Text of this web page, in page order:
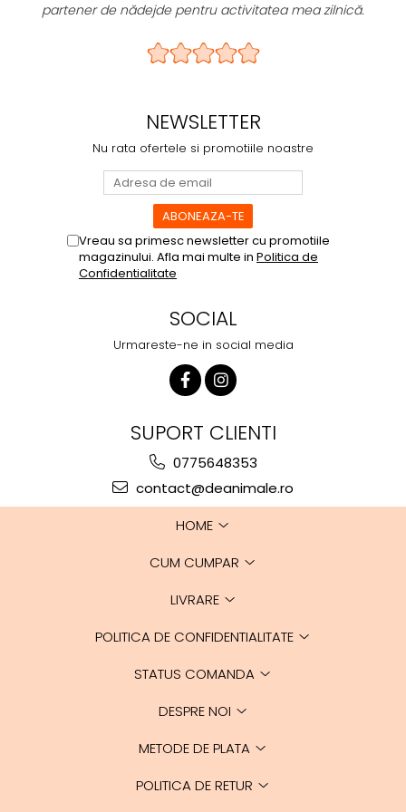
colagen tip II 0,2%, sorbitol, glucozamină
1%, MSM 1%, zahăr caramelizat, acid
hialuronic 0,14%.
Conținut per 10 ml
Ingredient
Cantitate
Colagen, inclusiv colagen
Glucozamină HCl
EPA + DHA
10 mg
Sulfat manganos
monohidrat
Acid hialuronic
Constituenți analitici
care îl pot recomanda oricărui coleg sau client.
NEWSLETTER
Nu rata ofertele si promotiile noastre
Vreau sa primesc newsletter cu promotiile
magazinului. Afla mai multe in Politica de
Confidentialitate
SOCIAL
Urmareste-ne in social media
SUPORT CLIENTI
0775648353
contact@deanimale.ro
HOME
CUM CUMPAR
LIVRARE
POLITICA DE CONFIDENTIALITATE
STATUS COMANDA
DESPRE NOI
METODE DE PLATA
POLITICA DE RETUR